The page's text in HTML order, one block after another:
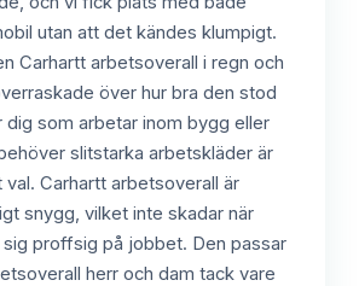
utan att det kändes klumpigt.
Carhartt arbetsoverall i regn och
över hur bra den stod
dig som arbetar inom bygg eller
slitstarka arbetskläder är
Carhartt arbetsoverall är
snygg, vilket inte skadar när
sig proffsig på jobbet. Den passar
herr och dam tack vare